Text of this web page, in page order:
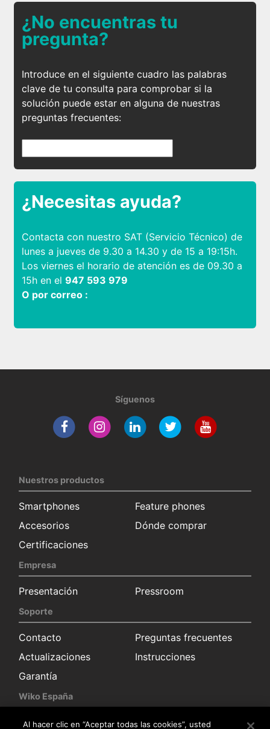
¿No encuentras tu
pregunta?
Introduce en el siguiente cuadro las palabras
clave de tu consulta para comprobar si la
solución puede estar en alguna de nuestras
preguntas frecuentes:
¿Necesitas ayuda?
Contacta con nuestro SAT (Servicio Técnico) de
lunes a jueves de 9.30 a 14.30 y de 15 a 19:15h.
Los viernes el horario de atención es de 09.30 a
15h en el 947 593 979
O por correo :
Síguenos
Nuestros productos
Smartphones
Feature phones
Accesorios
Dónde comprar
Certificaciones
Empresa
Presentación Pressroom
Soporte
Contacto
Preguntas frecuentes
Actualizaciones
Instrucciones
Garantía
Wiko España
Solicitud información Sala de prensa
Al hacer clic en “Aceptar todas las cookies”, usted